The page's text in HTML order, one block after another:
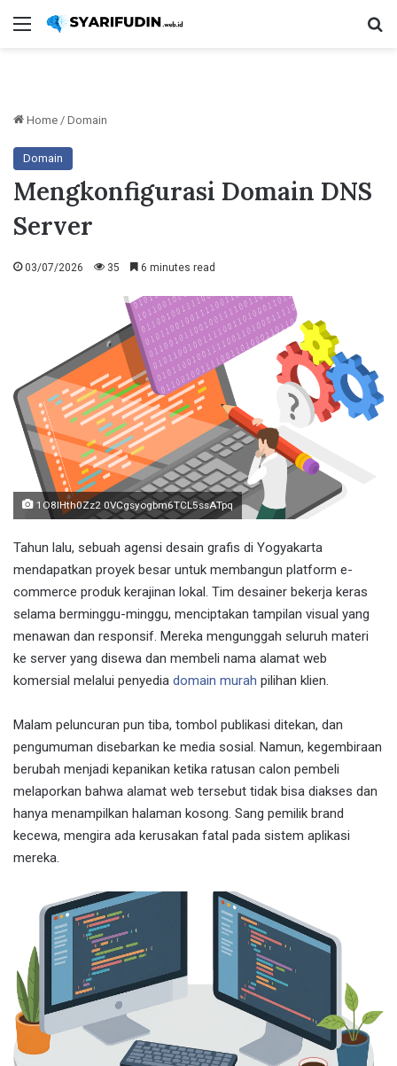
Menu
Home / Domain
Domain
Mengkonfigurasi Domain DNS
Server
03/07/2026 35 6 minutes read
1O8lHth0Zz2 0VCgsyogbm6TCL5ssATpq
Tahun lalu, sebuah agensi desain grafis di Yogyakarta
mendapatkan proyek besar untuk membangun platform e-
commerce produk kerajinan lokal. Tim desainer bekerja keras
selama berminggu-minggu, menciptakan tampilan visual yang
menawan dan responsif. Mereka mengunggah seluruh materi
ke server yang disewa dan membeli nama alamat web
komersial melalui penyedia domain murah pilihan klien.
Malam peluncuran pun tiba, tombol publikasi ditekan, dan
pengumuman disebarkan ke media sosial. Namun, kegembiraan
berubah menjadi kepanikan ketika ratusan calon pembeli
melaporkan bahwa alamat web tersebut tidak bisa diakses dan
hanya menampilkan halaman kosong. Sang pemilik brand
kecewa, mengira ada kerusakan fatal pada sistem aplikasi
mereka.